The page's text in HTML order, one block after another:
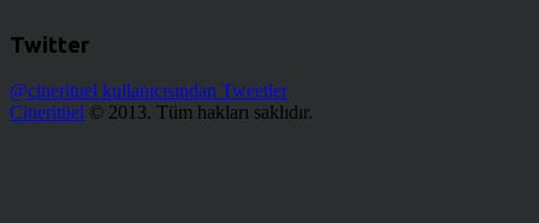
Twitter
@cinerituel kullanıcısından Tweetler
Cineritüel © 2013. Tüm hakları saklıdır.